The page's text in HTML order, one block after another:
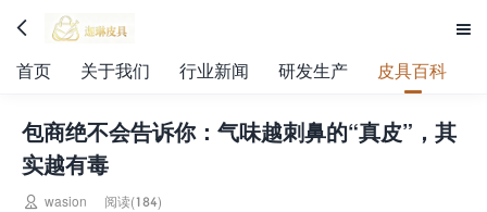
 
首页 关于我们 行业新闻 研发生产 皮具百科
包商绝不会告诉你：气味越刺鼻的“真皮”，其
实越有毒
 wasion 阅读(184)